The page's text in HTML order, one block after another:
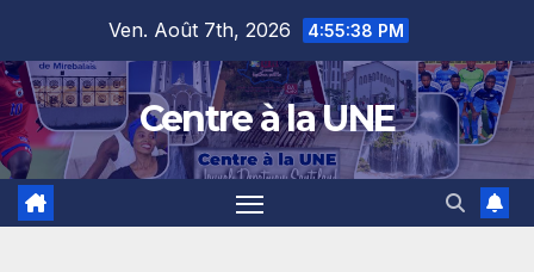
content
Ven. Août 7th, 2026 4:55:39 PM
Centre à la UNE